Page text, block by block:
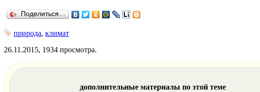
Поделиться…
природа, климат
26.11.2015, 1934 просмотра.
дополнительные материалы по этой теме